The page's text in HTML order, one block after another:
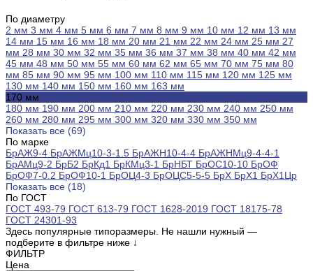
По диаметру
2 мм 3 мм 4 мм 5 мм 6 мм 7 мм 8 мм 9 мм 10 мм 12 мм 13 мм
14 мм 15 мм 16 мм 18 мм 20 мм 21 мм 22 мм 24 мм 25 мм 27
мм 28 мм 30 мм 32 мм 35 мм 36 мм 37 мм 38 мм 40 мм 42 мм
45 мм 48 мм 50 мм 55 мм 60 мм 62 мм 65 мм 70 мм 75 мм 80
мм 85 мм 90 мм 95 мм 100 мм 110 мм 115 мм 120 мм 125 мм
130 мм 140 мм 150 мм 160 мм 163 мм
170 мм
180 мм 190 мм 200 мм 210 мм 220 мм 230 мм 240 мм 250 мм
260 мм 280 мм 295 мм 300 мм 320 мм 330 мм 350 мм
Показать все (69)
По марке
БрАЖ9-4 БрАЖМц10-3-1.5 БрАЖН10-4-4 БрАЖНМц9-4-4-1
БрАМц9-2 БрБ2 БрКд1 БрКМц3-1 БрНБТ БрОС10-10 БрОФ
БрОФ7-0.2 БрОФ10-1 БрОЦ4-3 БрОЦС5-5-5 БрХ БрХ1 БрХ1Цр
Показать все (18)
По ГОСТ
ГОСТ 493-79 ГОСТ 613-79 ГОСТ 1628-2019 ГОСТ 18175-78
ГОСТ 24301-93
Здесь популярные типоразмеры. Не нашли нужный —
подберите в фильтре ниже ↓
ФИЛЬТР
Цена